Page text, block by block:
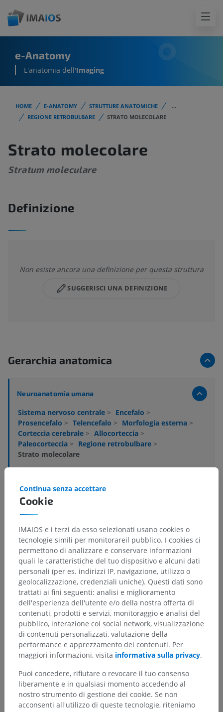
e-Anatomy
L'anatomia dell'Imaging
HOME E-ANATOMY STRUTTURE ANATOMICHE
...
REGIONE RETROBULBARE
STRATO MOLECOLARE
Strato molecolare
Stratum moleculare
Definizione
Non esiste ancora una definizione per questa struttura
SUGGERISCI UNA DEFINIZIONE
Gerarchia anatomica
Neuroanatomia umana
Sistema nervoso centrale > Encefalo >
Prosencefalo > Telencefalo > Morfologia esterna >
Corteccia cerebrale > Allocorteccia >
Paleocorteccia > Regione retrobulbare >
Strato molecolare
soggiacenti per questa parte anatomica
Traduzioni
Hai notato un errore?
Non esitare a suggerire una correzione, traduzione o
un miglioramento dei contenuti.
Segnala un problema
SCARICA L'APP
Cookie
Continua senza accettare
IMAIOS e i terzi da esso selezionati usano cookies o
tecnologie simili per monitorareil pubblico. I cookies ci
permettono di analizzare e conservare informazioni
quali le caratteristiche del tuo dispositivo e alcuni dati
personali (per es. indirizzi IP, navigazione, utilizzo o
geolocalizzazione, credenziali uniche). Questi dati sono
trattati ai fini seguenti: analisi e miglioramento
dell'esperienza dell'utente e/o della nostra offerta di
contenuti, prodotti e servizi, monitoraggio e analisi del
pubblico, interazione coi social network, visualizzazione
di contenuti personalizzati, valutazione della
performance e apprezzamento dei contenuti. Per
maggiori informazioni, visita informativa sulla privacy.
Puoi concedere, rifiutare o revocare il tuo consenso
liberamente e in qualsiasi momento accedendo al
nostro strumento di gestione dei cookie. Se non
acconsenti all'utilizzo di queste tecnologie, riteniamo